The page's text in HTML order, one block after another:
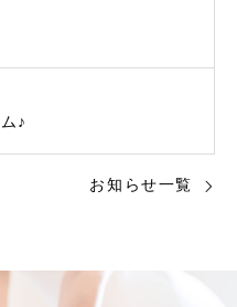
♪
お知らせ一覧